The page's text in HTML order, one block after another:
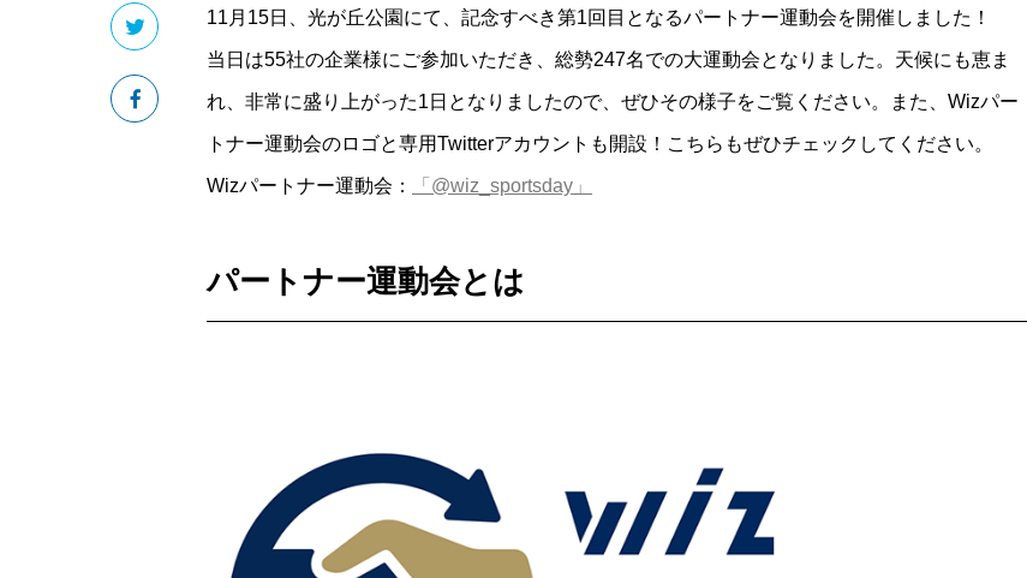
11月15日、光が丘公園にて、記念すべき第1回目となるパートナー運動会を開催しました！
当日は55社の企業様にご参加いただき、総勢247名での大運動会となりました。天候にも恵ま
れ、非常に盛り上がった1日となりましたので、ぜひその様子をご覧ください。また、Wizパー
トナー運動会のロゴと専用Twitterアカウントも開設！こちらもぜひチェックしてください。
Wizパートナー運動会： 「@wiz_sportsday」
パートナー運動会とは